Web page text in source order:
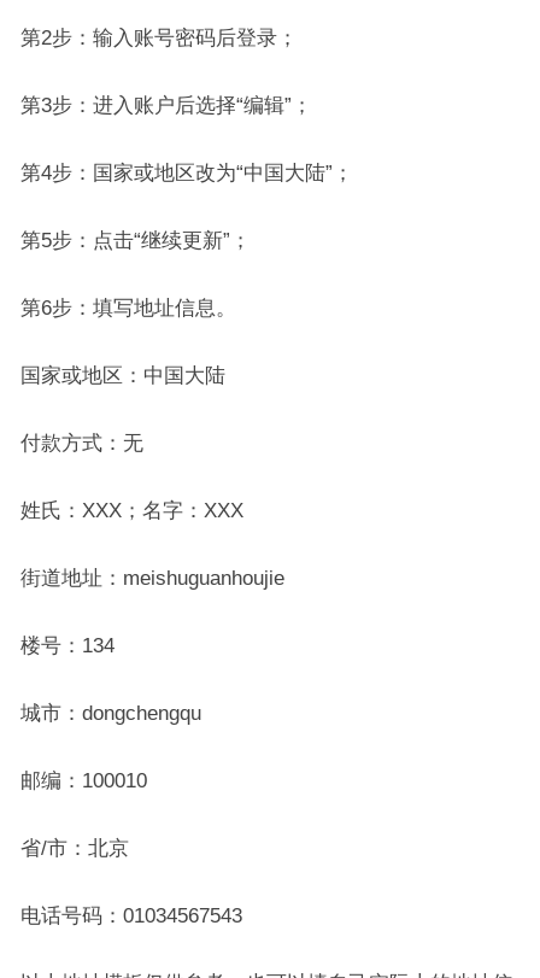
第2步：输入账号密码后登录；
第3步：进入账户后选择“编辑”；
第4步：国家或地区改为“中国大陆”；
第5步：点击“继续更新”；
第6步：填写地址信息。
国家或地区：中国大陆
付款方式：无
姓氏：XXX；名字：XXX
街道地址：meishuguanhoujie
楼号：134
城市：dongchengqu
邮编：100010
省/市：北京
电话号码：01034567543